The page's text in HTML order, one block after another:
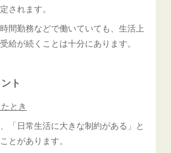
されます。
間勤務などで働いていても、生活上
給が続くことは十分にあります。
ト
とき
「日常生活に大きな制約がある」と
とがあります。